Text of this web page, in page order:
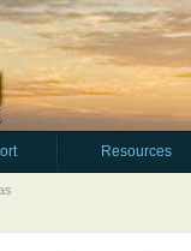
Resources